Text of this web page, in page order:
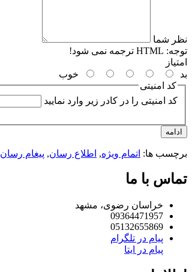
نظر شما
توجه:
امتیاز
بد
خوب
کد امنیتی
کد امنیتی را در کادر زیر وارد نمایید
ادامه
برچسب ها: اتمام ویژه, اطلاع رسان, پیغام رسان
تماس با ما
خراسان رضوی، مشهد
09364471957
05132655869
پیام در تلگرام
پیام در ایتا